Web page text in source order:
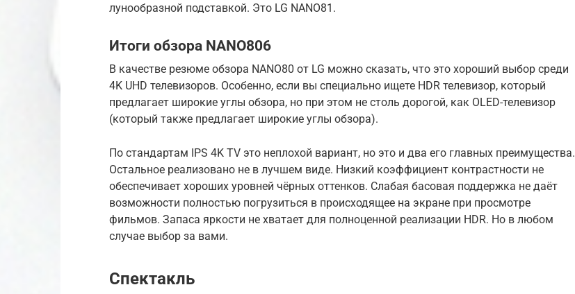
лунообразной подставкой. Это LG NANO81.
Итоги обзора NANO806
В качестве резюме обзора NANO80 от LG можно сказать, что это хороший выбор среди
4K UHD телевизоров. Особенно, если вы специально ищете HDR телевизор, который
предлагает широкие углы обзора, но при этом не столь дорогой, как OLED-телевизор
(который также предлагает широкие углы обзора).
По стандартам IPS 4K TV это неплохой вариант, но это и два его главных преимущества.
Остальное реализовано не в лучшем виде. Низкий коэффициент контрастности не
обеспечивает хороших уровней чёрных оттенков. Слабая басовая поддержка не даёт
возможности полностью погрузиться в происходящее на экране при просмотре
фильмов. Запаса яркости не хватает для полноценной реализации HDR. Но в любом
случае выбор за вами.
Спектакль